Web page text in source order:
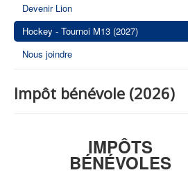
Devenir Lion
Hockey - Tournoi M13 (2027)
Nous joindre
Impôt bénévole (2026)
IMPÔTS
BÉNÉVOLES